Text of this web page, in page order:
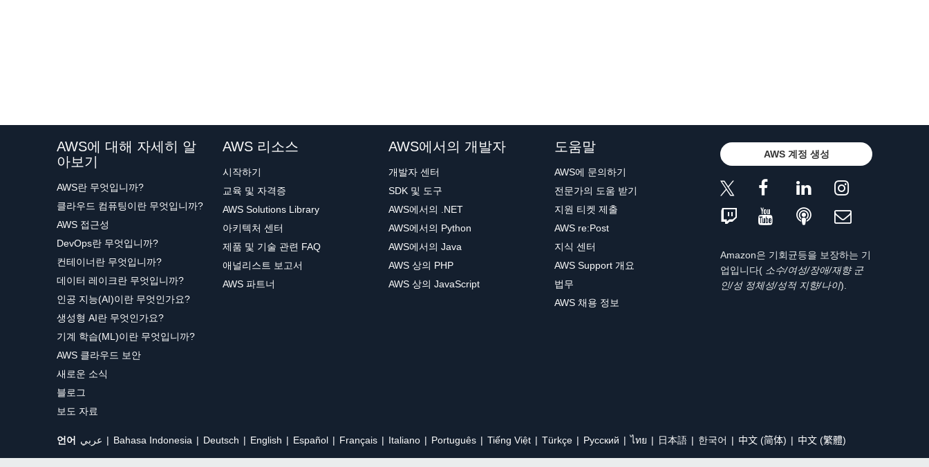
AWS에 대해 자세히 알
아보기
AWS란 무엇입니까?
클라우드 컴퓨팅이란 무엇입니까?
AWS 접근성
DevOps란 무엇입니까?
컨테이너란 무엇입니까?
데이터 레이크란 무엇입니까?
인공 지능(AI)이란 무엇인가요?
생성형 AI란 무엇인가요?
기계 학습(ML)이란 무엇입니까?
AWS 클라우드 보안
새로운 소식
블로그
보도 자료
AWS 리소스
시작하기
교육 및 자격증
AWS Solutions Library
아키텍처 센터
제품 및 기술 관련 FAQ
애널리스트 보고서
AWS 파트너
AWS에서의 개발자
개발자 센터
SDK 및 도구
AWS에서의 .NET
AWS에서의 Python
AWS에서의 Java
AWS 상의 PHP
AWS 상의 JavaScript
도움말
AWS에 문의하기
전문가의 도움 받기
지원 티켓 제출
AWS re:Post
지식 센터
AWS Support 개요
법무
AWS 채용 정보
AWS 계정 생성
Amazon은 기회균등을 보장하는 기
업입니다( 소수/여성/장애/재향 군
인/성 정체성/성적 지향/나이).
언어 عربي Bahasa Indonesia Deutsch English Español Français Italiano Português Tiếng Việt Türkçe Ρусский ไทย 日本語 한국어 中文 (简体) 中文 (繁體)